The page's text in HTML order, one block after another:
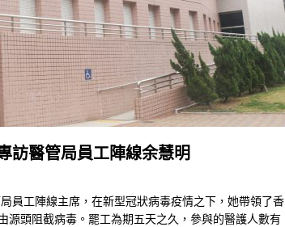
醫管局員工陣線余慧明
員工陣線主席，在新型冠狀病毒疫情之下，她帶領了香
頭阻截病毒。罷工為期五天之久，參與的醫護人數有